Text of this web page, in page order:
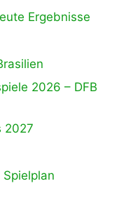
Ergebnisse
2026 – DFB
2027